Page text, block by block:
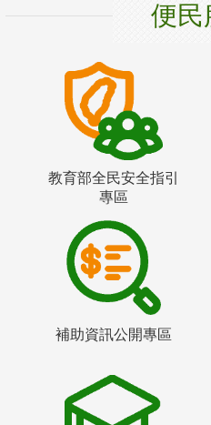
便民
教育部全民安全指引
專區
補助資訊公開專區